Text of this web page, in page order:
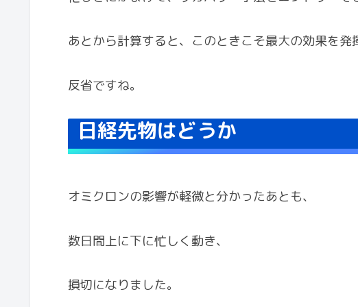
あとから計算すると、このときこそ最大の効果を発
反省ですね。
日経先物はどうか
オミクロンの影響が軽微と分かったあとも、
数日間上に下に忙しく動き、
損切になりました。